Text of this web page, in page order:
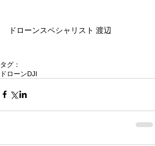
ドローンスペシャリスト 渡辺
タグ：
ドローンDJI